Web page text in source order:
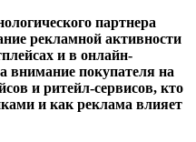
партнера
рекламной активности
и в онлайн-
внимание покупателя на
и ритейл-сервисов, кто
и как реклама влияет